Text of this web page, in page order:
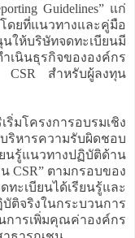
Guidelines” แก่
ดยที่แนวทางและคู่มือ
ให้บริษัทจดทะเบียนมี
เนินธุรกิจขององค์กร
CSR สำหรับผู้ลงทุน
มโครงการอบรมเชิง
ริหารความรับผิดชอบ
นรู้แนวทางปฏิบัติด้าน
CSR” ตามกรอบของ
ะเบียนได้เรียนรู้และ
ติจริงในกระบวนการ
การเพิ่มคุณค่าองค์กร